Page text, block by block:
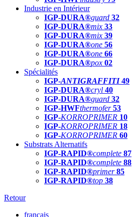
Industrie en Intérieur
IGP-DURA®guard 32
IGP-DURA®mix 33
IGP-DURA®mix 39
IGP-DURA®one 56
IGP-DURA®one 66
IGP-DURA®pox 02
Spécialités
IGP-ANTIGRAFFITI49
IGP-DURA®cryl 40
IGP-DURA®guard 32
IGP-HWFthermofer 53
IGP-KORROPRIMER 10
IGP-KORROPRIMER 18
IGP-KORROPRIMER 60
Substrats Alternatifs
IGP-RAPID®complete 87
IGP-RAPID®complete 88
IGP-RAPID®primer 85
IGP-RAPID®top 38
Retour
français